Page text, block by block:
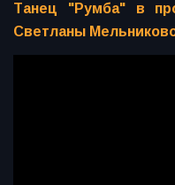
Танец "Румба" в
Светланы